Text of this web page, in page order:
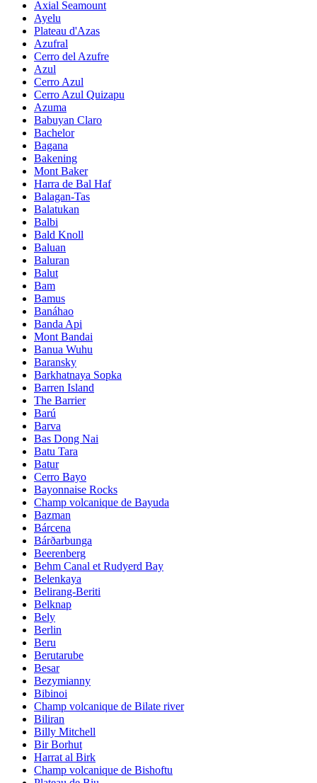
Axial Seamount
Ayelu
Plateau d'Azas
Azufral
Cerro del Azufre
Azul
Cerro Azul
Cerro Azul Quizapu
Azuma
Babuyan Claro
Bachelor
Bagana
Bakening
Mont Baker
Harra de Bal Haf
Balagan-Tas
Balatukan
Balbi
Bald Knoll
Baluan
Baluran
Balut
Bam
Bamus
Banáhao
Banda Api
Mont Bandai
Banua Wuhu
Baransky
Barkhatnaya Sopka
Barren Island
The Barrier
Barú
Barva
Bas Dong Nai
Batu Tara
Batur
Cerro Bayo
Bayonnaise Rocks
Champ volcanique de Bayuda
Bazman
Bárcena
Bárðarbunga
Beerenberg
Behm Canal et Rudyerd Bay
Belenkaya
Belirang-Beriti
Belknap
Bely
Berlin
Beru
Berutarube
Besar
Bezymianny
Bibinoi
Champ volcanique de Bilate river
Biliran
Billy Mitchell
Bir Borhut
Harrat al Birk
Champ volcanique de Bishoftu